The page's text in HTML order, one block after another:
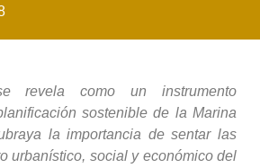
revela como un instrumento
sostenible de la Marina
la importancia de sentar las
urbanístico, social y económico del